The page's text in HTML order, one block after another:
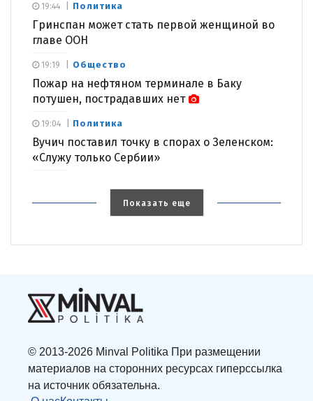
Политика
Гринспан может стать первой женщиной во
главе ООН
19:44
Общество
Пожар на нефтяном терминале в Баку
потушен, пострадавших нет
19:19
Политика
Вучич поставил точку в спорах о Зеленском:
«Служу только Сербии»
19:04
Показать еще
© 2013-2026 Minval Politika При размещении
материалов на сторонних ресурсах гиперссылка
на источник обязательна.